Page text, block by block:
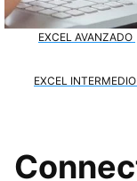
EXCEL AVANZADO
EXCEL INTERMEDIO